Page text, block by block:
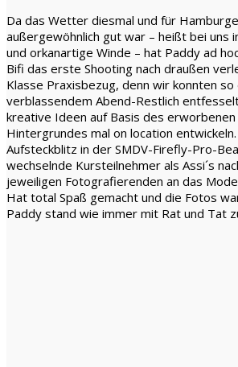
Da das Wetter diesmal und für
außergewöhnlich gut war – heißt bei uns
und orkanartige Winde – hat Paddy ad
Bifi das erste Shooting nach draußen
Klasse Praxisbezug, denn wir konnten
verblassendem Abend-Restlich
kreative Ideen auf Basis des
Hintergrundes mal on location
Aufsteckblitz in der SMDV-Firefly-Pro-
wechselnde Kursteilnehmer als Assi´s
jeweiligen Fotografierenden an das
Hat total Spaß gemacht und die Fotos
Paddy stand wie immer mit Rat und Tat